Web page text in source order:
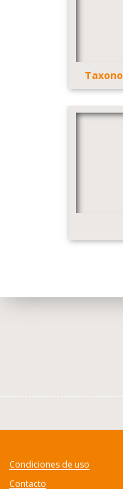
Condiciones de uso
Contacto